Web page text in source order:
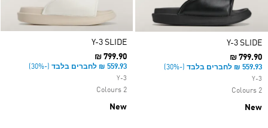
Y-3 SLIDE
₪ 799.90
(-30%)
Y-3
2 Colours
New
Y-3 SLIDE
₪ 799.90
(-30%)
Y-3
2 Colours
New